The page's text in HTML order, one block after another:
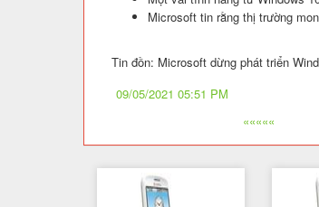
Microsoft tin rằng thị trường
Tin đồn: Microsoft dừng phát triển
09/05/2021 05:51 PM
«««««